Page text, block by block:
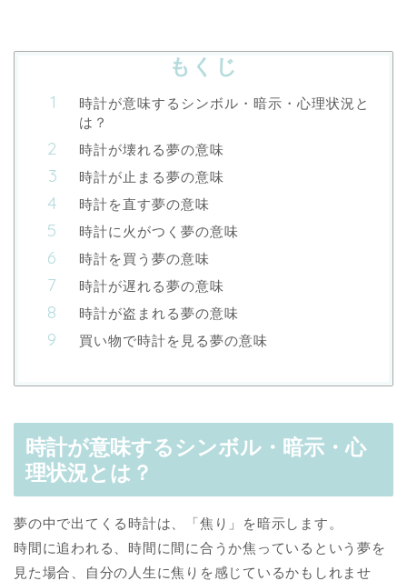
もくじ
時計が意味するシンボル・暗示・心理状況と
は？
時計が壊れる夢の意味
時計が止まる夢の意味
時計を直す夢の意味
時計に火がつく夢の意味
時計を買う夢の意味
時計が遅れる夢の意味
時計が盗まれる夢の意味
買い物で時計を見る夢の意味
時計が意味するシンボル・暗示・心
理状況とは？
夢の中で出てくる時計は、「焦り」を暗示します。
時間に追われる、時間に間に合うか焦っているという夢を
見た場合、自分の人生に焦りを感じているかもしれませ